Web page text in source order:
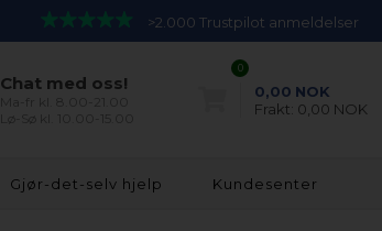
>2.000 Trustpilot anmeldelser
Chat med oss!
0
0,00 NOK
Frakt: 0,00 NOK
Gjør-det-selv hjelp Kundesenter